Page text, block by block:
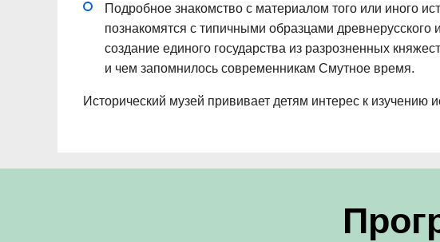
Подробное знакомство с материалом того или иного
познакомятся с типичными образцами древнерусского
создание единого государства из разрозненных
и чем запомнилось современникам Смутное время.
Исторический музей прививает детям интерес к изучению